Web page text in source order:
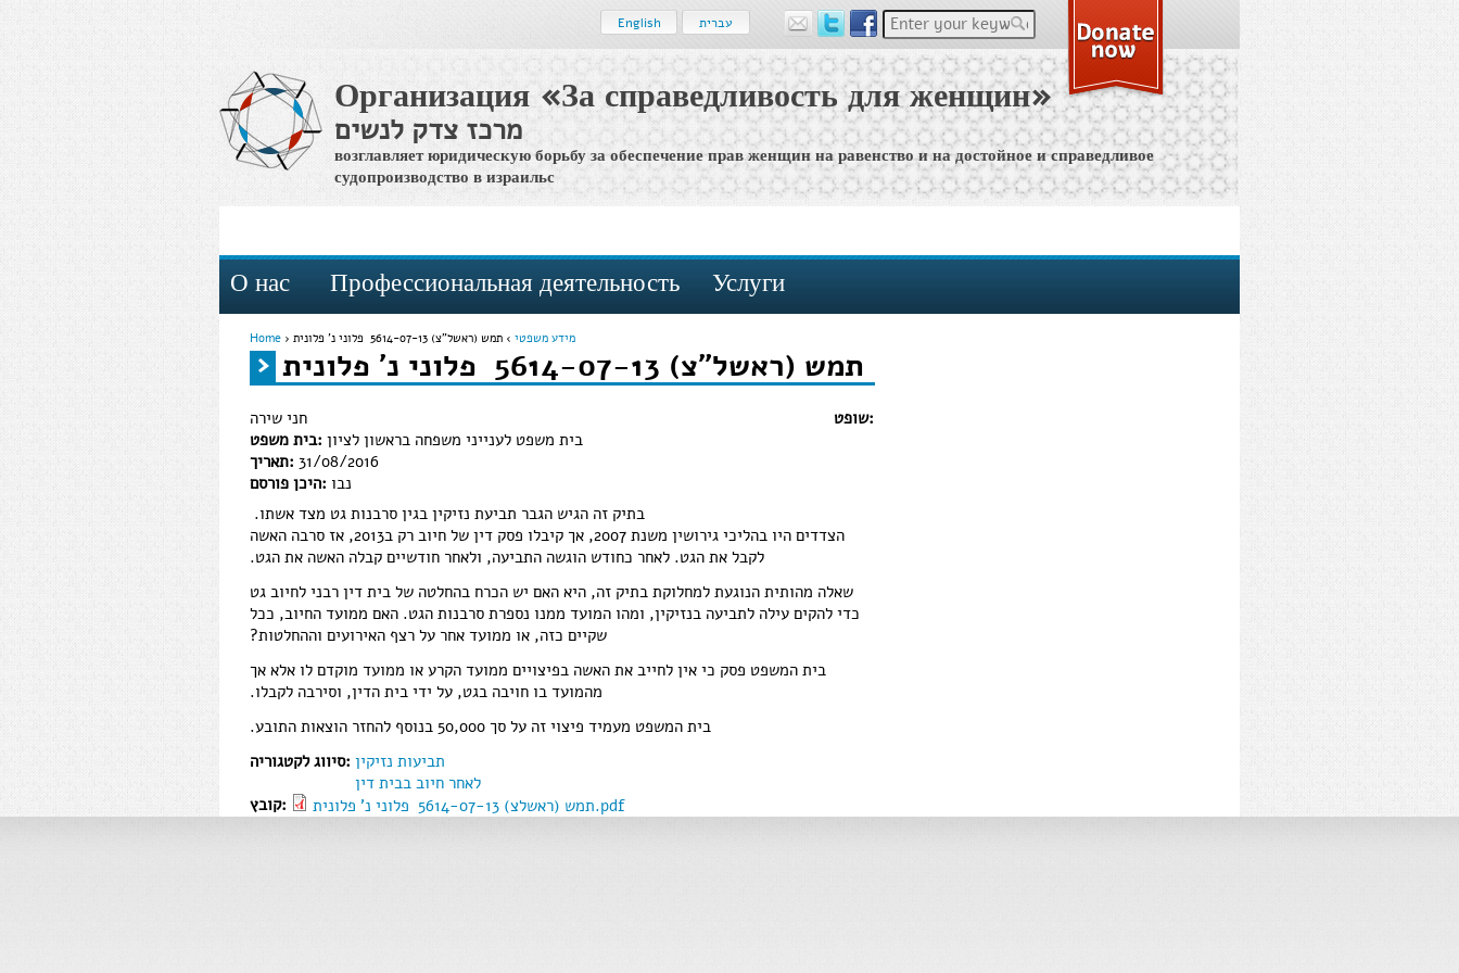
Enter your keywords
English עברית
Организация «За справедливость для женщин»
מרכז צדק לנשים
возглавляет юридическую борьбу за обеспечение прав женщин на равенство и на достойное и справедливое
судопроизводство в израильс
О нас Профессиональная деятельность Услуги
You are here
Home › מידע משפטי› תמש (ראשל"צ) 5614-07-13‏ ‏ פלוני נ' פלונית
תמש (ראשל"צ) 5614-07-13‏ ‏ פלוני נ' פלונית
שופט:
חני שירה
בית משפט:בית משפט לענייני משפחה בראשון לציון
תאריך: 31/08/2016
היכן פורסם: נבו
בתיק זה הגיש הגבר תביעת נזיקין בגין סרבנות גט מצד אשתו.
הצדדים היו בהליכי גירושין משנת 2007, אך קיבלו פסק דין של חיוב רק ב2013, אז סרבה האשה
לקבל את הגט. לאחר כחודש הוגשה התביעה, ולאחר חודשיים קבלה האשה את הגט.
שאלה מהותית הנוגעת למחלוקת בתיק זה, היא האם יש הכרח בהחלטה של בית דין רבני לחיוב גט
כדי להקים עילה לתביעה בנזיקין, ומהו המועד ממנו נספרת סרבנות הגט. האם ממועד החיוב, ככל
שקיים כזה, או ממועד אחר על רצף האירועים וההחלטות?
בית המשפט פסק כי אין לחייב את האשה בפיצויים ממועד הקרע או ממועד מוקדם לו אלא אך
מהמועד בו חויבה בגט, על ידי בית הדין, וסירבה לקבלו.
בית המשפט מעמיד פיצוי זה על סך 50,000 בנוסף להחזר הוצאות התובע.
סיווג לקטגוריה:תביעות נזיקין
לאחר חיוב בבית דין
קובץ:
תמש (ראשלצ) 5614-07-13‏ ‏ פלוני נ' פלונית.pdf